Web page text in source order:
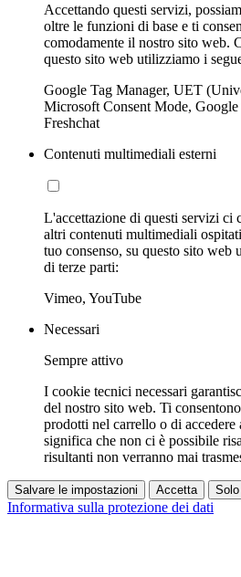
Accettando questi servizi,
oltre le funzioni di base e ti
comodamente il nostro sito web.
questo sito web utilizziamo i
Google Tag Manager, UET
Microsoft Consent Mode,
Freshchat
Contenuti multimediali esterni
L'accettazione di questi servizi ci
altri contenuti multimediali
tuo consenso, su questo sito web
di terze parti:
Vimeo, YouTube
Necessari
Sempre attivo
I cookie tecnici necessari
del nostro sito web. Ti
prodotti nel carrello o di
significa che non ci è possibile
risultanti non verranno mai
Salvare le impostazioni Accetta
Informativa sulla protezione dei dati